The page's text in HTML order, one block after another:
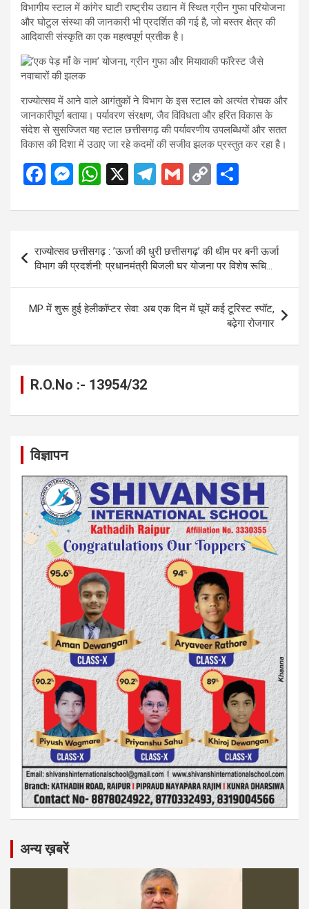
विभागीय स्टाल में कांगेर घाटी राष्ट्रीय उद्यान में स्थित ग्रीन गुफा परियोजना
और घोटुल संस्था की जानकारी भी प्रदर्शित की गई है, जो बस्तर क्षेत्र की
आदिवासी संस्कृति का एक महत्वपूर्ण प्रतीक है।
राज्योत्सव में आने वाले आगंतुकों ने विभाग के इस स्टाल को अत्यंत रोचक और
जानकारीपूर्ण बताया। पर्यावरण संरक्षण, जैव विविधता और हरित विकास के
संदेश से सुसज्जित यह स्टाल छत्तीसगढ़ की पर्यावरणीय उपलब्धियों और सतत
विकास की दिशा में उठाए जा रहे कदमों की सजीव झलक प्रस्तुत कर रहा है।
F
ce
b
o
o
k
M
se
n
g
er
W
at
A
p
p
X
T
e
gr
a
m
G
ail
C
py
Li
n
k
ar
navigation
राज्योत्सव छत्तीसगढ़ : ’ऊर्जा की धुरी छत्तीसगढ़’ की थीम पर बनी ऊर्जा
विभाग की प्रदर्शनी: प्रधानमंत्री बिजली घर योजना पर विशेष रूचि…
MP में शुरू हुई हेलीकॉप्टर सेवा: अब एक दिन में घूमें कई टूरिस्ट स्पॉट,
बढ़ेगा रोजगार
R.O.No :- 13954/32
विज्ञापन
अन्य ख़बरें